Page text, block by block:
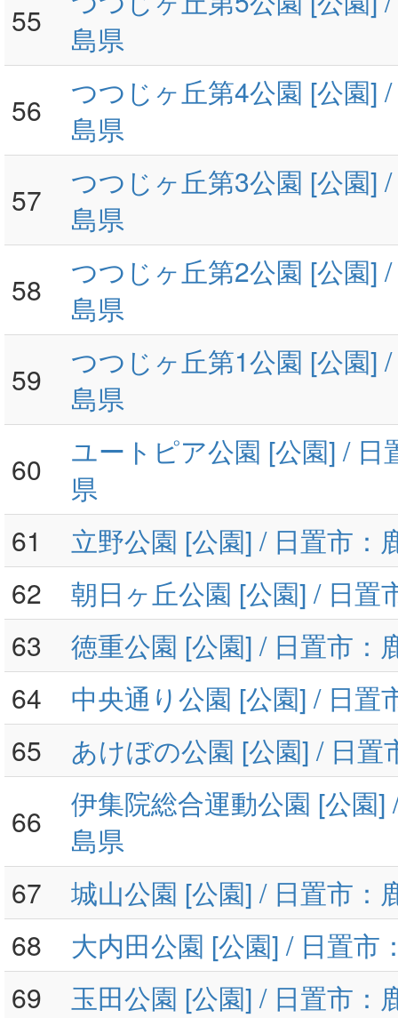
55
島県
56
つつじヶ丘第4公園 [公園]
島県
57
つつじヶ丘第3公園 [公園]
島県
58
つつじヶ丘第2公園 [公園]
島県
59
つつじヶ丘第1公園 [公園]
島県
60
ユートピア公園 [公園] / 日
県
61
立野公園 [公園] / 日置市：
62
朝日ヶ丘公園 [公園] / 日置
63
徳重公園 [公園] / 日置市：
64
中央通り公園 [公園] / 日置
65
あけぼの公園 [公園] / 日置
66
伊集院総合運動公園 [公園]
島県
67
城山公園 [公園] / 日置市：
68
大内田公園 [公園] / 日置市
69
玉田公園 [公園] / 日置市：